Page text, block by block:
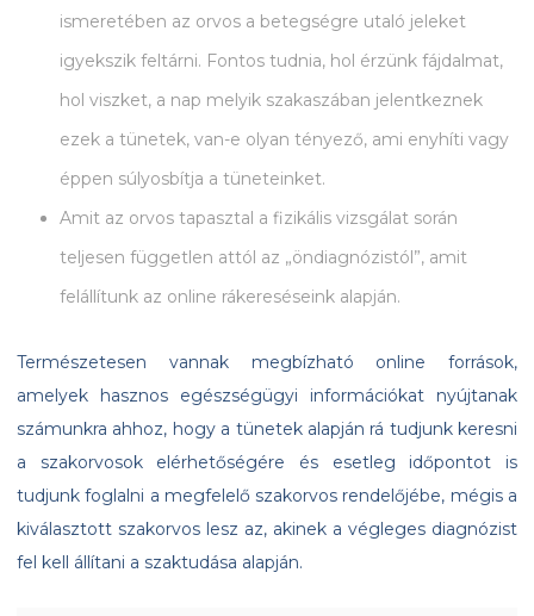
ismeretében az orvos a betegségre utaló jeleket
igyekszik feltárni. Fontos tudnia, hol érzünk fájdalmat,
hol viszket, a nap melyik szakaszában jelentkeznek
ezek a tünetek, van-e olyan tényező, ami enyhíti vagy
éppen súlyosbítja a tüneteinket.
Amit az orvos tapasztal a fizikális vizsgálat során
teljesen független attól az „öndiagnózistól”, amit
felállítunk az online rákereséseink alapján.
Természetesen vannak megbízható online források,
amelyek hasznos egészségügyi információkat nyújtanak
számunkra ahhoz, hogy a tünetek alapján rá tudjunk keresni
a szakorvosok elérhetőségére és esetleg időpontot is
tudjunk foglalni a megfelelő szakorvos rendelőjébe, mégis a
kiválasztott szakorvos lesz az, akinek a végleges diagnózist
fel kell állítani a szaktudása alapján.